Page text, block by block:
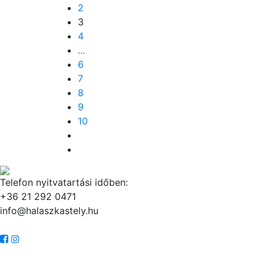
2
3
4
...
6
7
8
9
10
Telefon nyitvatartási időben:
+36 21 292 0471
info@halaszkastely.hu